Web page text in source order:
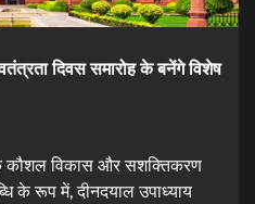
दिवस समारोह के बनेंगे विशेष
कौशल विकास और सशक्तिकरण
के रूप में, दीनदयाल उपाध्याय